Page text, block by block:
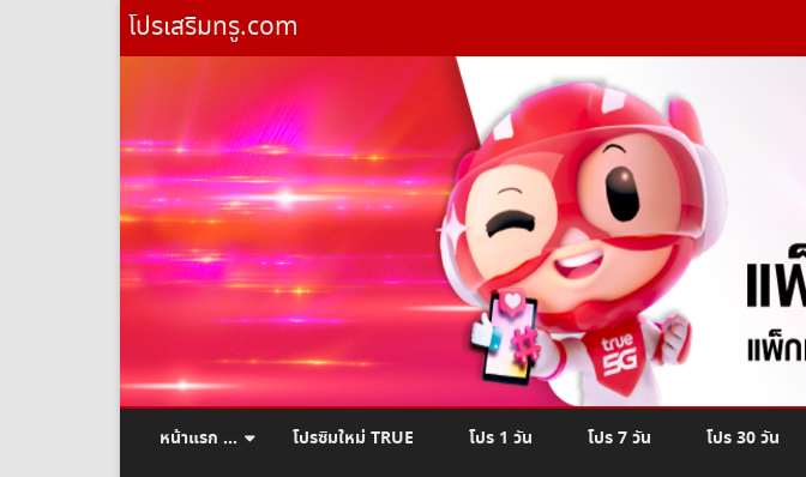
โปรเสริมทรู.com
หน้าแรก … โปรซิมใหม่ TRUE โปร 1 วัน โปร 7 วัน โปร 30 วัน